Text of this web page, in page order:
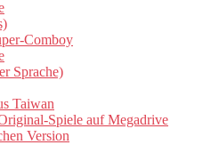
Comboy
Sprache)
Taiwan
Spiele auf Megadrive
Version